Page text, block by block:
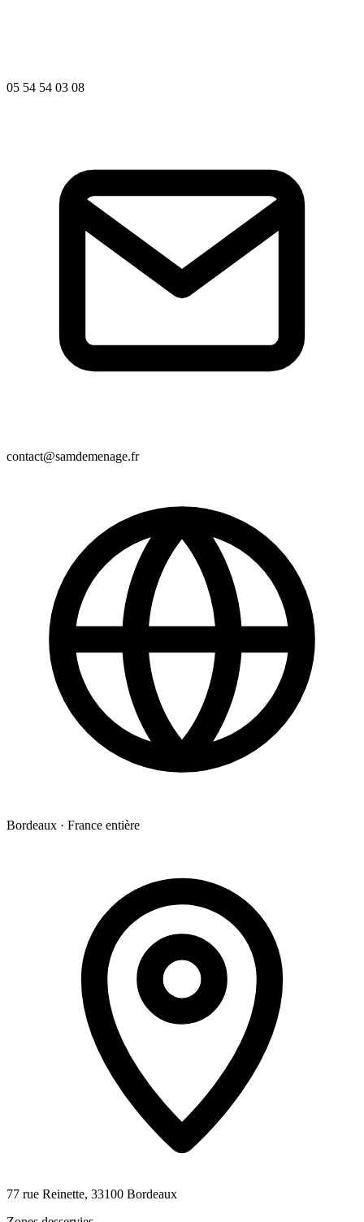
05 54 54 03 08
contact@samdemenage.fr
Bordeaux · France entière
77 rue Reinette, 33100 Bordeaux